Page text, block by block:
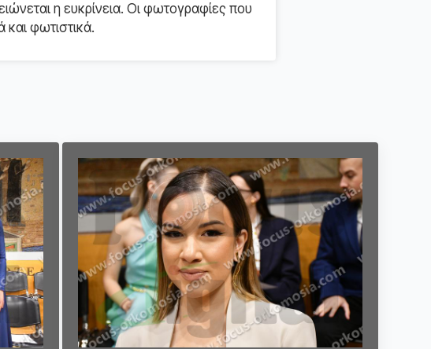
η ευκρίνεια. Οι φωτογραφίες που
φωτιστικά.